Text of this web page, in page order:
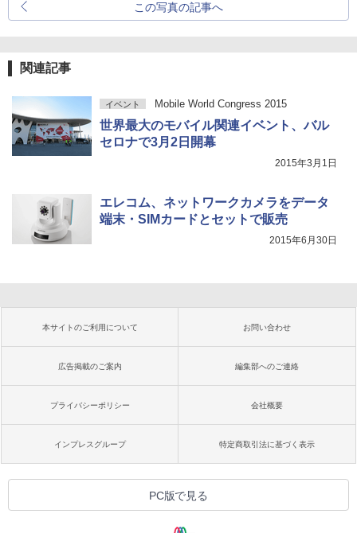
この写真の記事へ
関連記事
イベント Mobile World Congress 2015
世界最大のモバイル関連イベント、バル
セロナで3月2日開幕
2015年3月1日
エレコム、ネットワークカメラをデータ
端末・SIMカードとセットで販売
2015年6月30日
本サイトのご利用について お問い合わせ
広告掲載のご案内 編集部へのご連絡
プライバシーポリシー 会社概要
インプレスグループ 特定商取引法に基づく表示
PC版で見る